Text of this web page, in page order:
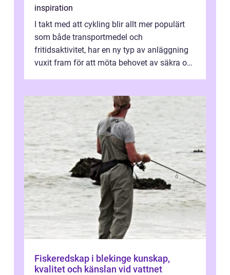
inspiration
I takt med att cykling blir allt mer populärt
som både transportmedel och
fritidsaktivitet, har en ny typ av anläggning
vuxit fram för att möta behovet av säkra och
Fiskeredskap i blekinge kunskap,
kvalitet och känslan vid vattnet